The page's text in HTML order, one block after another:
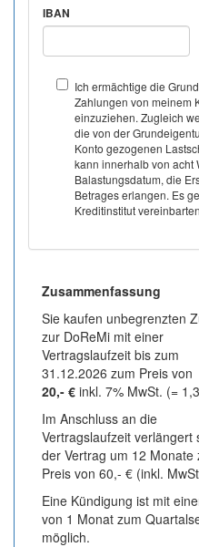
IBAN
Ich ermächtige die
Zahlungen von meinem
einzuziehen. Zugleich
die von der
Konto gezogenen
kann innerhalb von acht
Balastungsdatum, die
Betrages erlangen. Es
Kreditinstitut
Zusammenfassung
Sie kaufen unbegrenzten
zur DoReMi mit einer
Vertragslaufzeit bis zum
31.12.2026 zum Preis von
20,- € inkl. 7% MwSt. (=
Im Anschluss an die
Vertragslaufzeit verlängert
der Vertrag um 12 Monate
Preis von 60,- € (inkl.
Eine Kündigung ist mit
von 1 Monat zum
möglich.